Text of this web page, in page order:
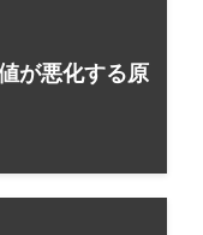
が悪化する原